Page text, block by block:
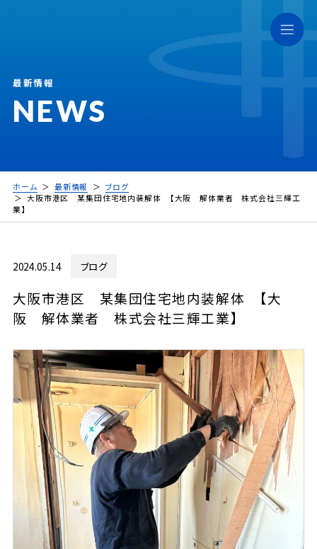
NEWS
最新情報
ホーム 最新情報
ブログ
大阪市港区 某集団住宅地内装解体 【大阪 解体業者 株式会社三輝工
業】
2024.05.14 ブログ
大阪市港区 某集団住宅地内装解体 【大
阪 解体業者 株式会社三輝工業】